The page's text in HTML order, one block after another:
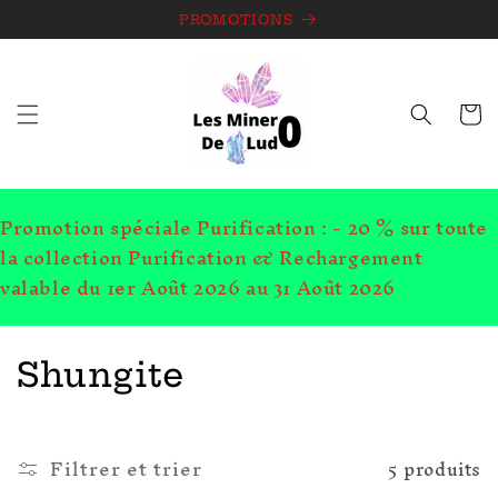
au
PROMOTIONS
Panier
Promotion spéciale Purification : - 20 % sur toute
la collection Purification & Rechargement
valable du 1er Août 2026 au 31 Août 2026
C
l
Shungite
Filtrer et trier 5 produits